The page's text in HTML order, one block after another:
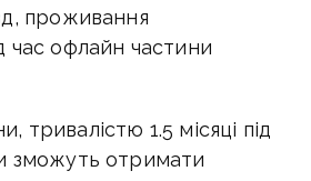
проживання
час офлайн частини
тривалістю 1.5 місяці під
зможуть отримати